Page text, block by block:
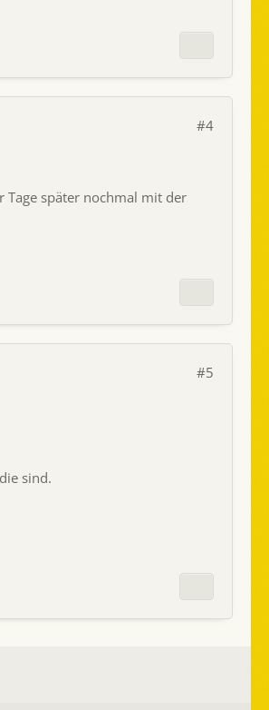
#4
später nochmal mit der
#5
sind.